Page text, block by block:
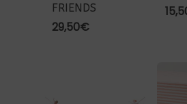
FRIENDS
29,50€